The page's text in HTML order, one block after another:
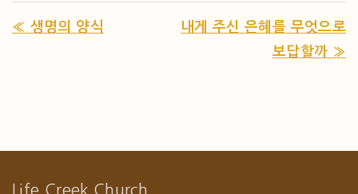
« 생명의 양식
내게 주신 은혜를 무엇으로
보답할까 »
Life Creek Church